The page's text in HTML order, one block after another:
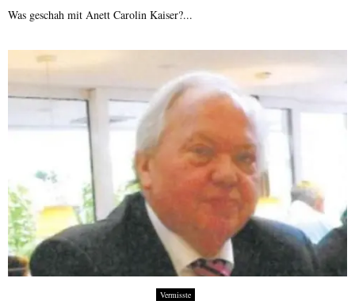
Was geschah mit Anett Carolin Kaiser?...
Vermisste